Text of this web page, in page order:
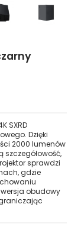
SXRD
Dzięki
2000 lumenów
szczegółowość,
sprawdzi
gdzie
obudowy